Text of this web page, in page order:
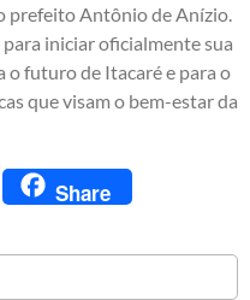
prefeito Antônio de Anízio.
iniciar oficialmente sua
o futuro de Itacaré e para o
que visam o bem-estar da
PrintFriendly
Share